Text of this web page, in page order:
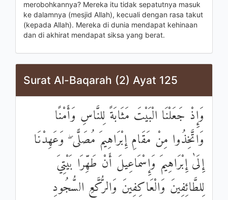
merobohkannya? Mereka itu tidak sepatutnya masuk
ke dalamnya (mesjid Allah), kecuali dengan rasa takut
(kepada Allah). Mereka di dunia mendapat kehinaan
dan di akhirat mendapat siksa yang berat.
Surat Al-Baqarah (2) Ayat 125
وَإِذْ جَعَلْنَا الْبَيْتَ مَثَابَةً لِلنَّاسِ وَأَمْنًا
وَاتَّخِذُوا مِنْ مَقَامِ إِبْرَاهِيمَ مُصَلًّى ۖ وَعَهِدْنَا
إِلَىٰ إِبْرَاهِيمَ وَإِسْمَاعِيلَ أَنْ طَهِّرَا بَيْتِيَ
لِلطَّائِفِينَ وَالْعَاكِفِينَ وَالرُّكَّعِ السُّجُودِ